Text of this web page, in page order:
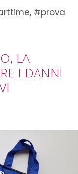
, #prova
LA
I DANNI